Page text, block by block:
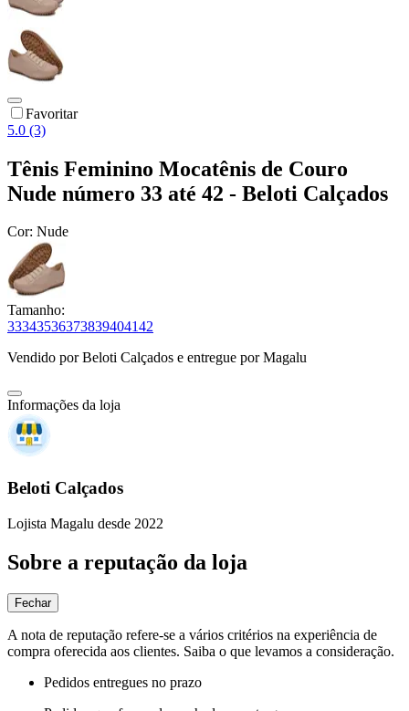
Favoritar
5.0 (3)
Tênis Feminino Mocatênis de Couro
Nude número 33 até 42 - Beloti Calçados
Cor: Nude
Tamanho:
33343536373839404142
Vendido porBeloti Calçados e entregue por Magalu
Informações da loja
Beloti Calçados
Lojista Magalu desde 2022
Sobre a reputação da loja
Fechar
A nota de reputação refere-se a vários critérios na experiência de
compra oferecida aos clientes. Saiba o que levamos a consideração.
Pedidos entregues no prazo